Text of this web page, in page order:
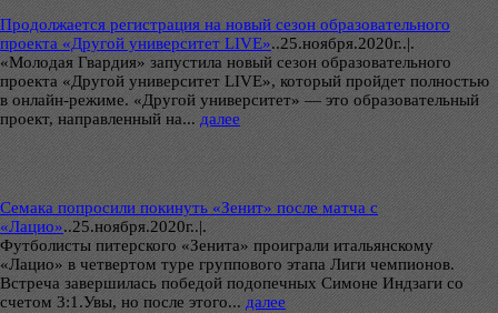
Продолжается регистрация на новый сезон образовательного
проекта «Другой университет LIVE»..25.ноября.2020г..|.
«Молодая Гвардия» запустила новый сезон образовательного
проекта «Другой университет LIVE», который пройдет полностью
в онлайн-режиме. «Другой университет» — это образовательный
проект, направленный на... далее
Семака попросили покинуть «Зенит» после матча с
«Лацио»..25.ноября.2020г..|.
Футболисты питерского «Зенита» проиграли итальянскому
«Лацио» в четвертом туре группового этапа Лиги чемпионов.
Встреча завершилась победой подопечных Симоне Индзаги со
счетом 3:1.Увы, но после этого... далее